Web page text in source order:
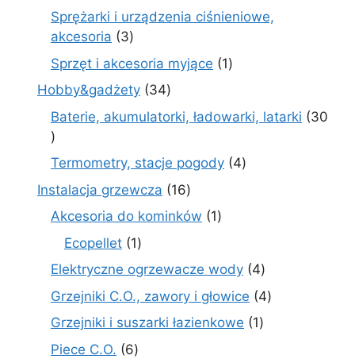
produkty
Sprężarki i urządzenia ciśnieniowe,
akcesoria
33
produkty
Sprzęt i akcesoria myjące 11
Hobby&gadżety 3434
produkty
Baterie, akumulatorki, ładowarki, latarki
30
30
produktów
Termometry, stacje pogody 44
Instalacja grzewcza 1616
produktów
Akcesoria do kominków 11
Ecopellet 11
Elektryczne ogrzewacze wody 44
produkty
Grzejniki C.O., zawory i głowice 44
Grzejniki i suszarki łazienkowe 11
Piece C.O. 66